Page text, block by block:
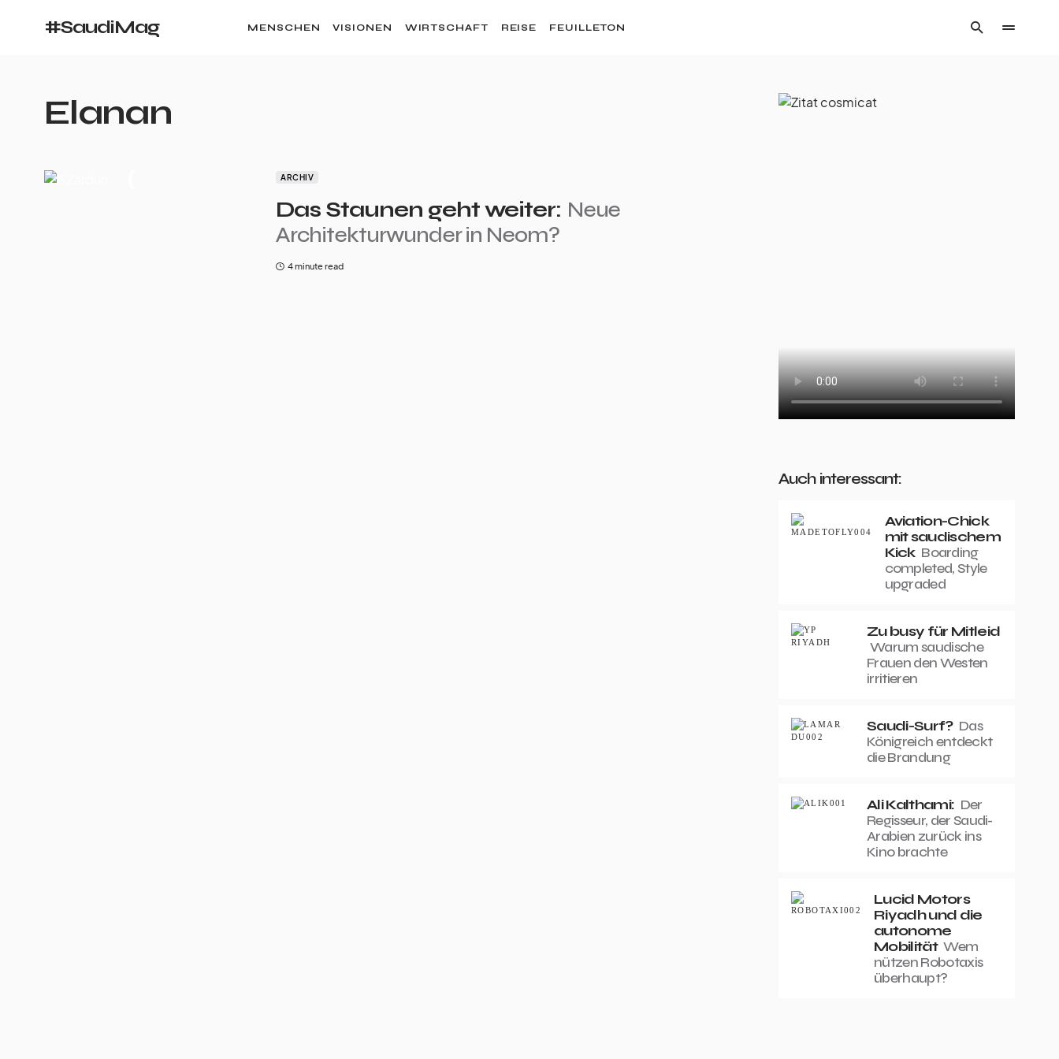
#SaudiMag MENSCHEN VISIONEN WIRTSCHAFT REISE FEUILLETON
Elanan
ARCHIV
Das Staunen geht weiter: Neue
Architekturwunder in Neom?
4 minute read
Auch interessant:
Aviation-Chick
mit saudischem
Kick Boarding
completed, Style
upgraded
Zu busy für Mitleid
Warum saudische
Frauen den Westen
irritieren
Saudi-Surf? Das
Königreich entdeckt
die Brandung
Ali Kalthami: Der
Regisseur, der Saudi-
Arabien zurück ins
Kino brachte
Lucid Motors
Riyadh und die
autonome
Mobilität Wem
nützen Robotaxis
überhaupt?